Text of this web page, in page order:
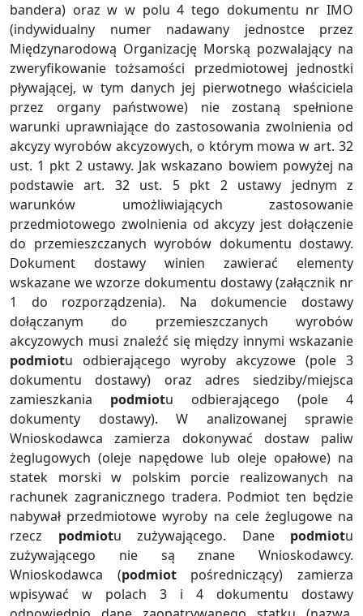
bandera) oraz w w polu 4 tego dokumentu nr IMO
(indywidualny numer nadawany jednostce przez
Międzynarodową Organizację Morską pozwalający na
zweryfikowanie tożsamości przedmiotowej jednostki
pływającej, w tym danych jej pierwotnego właściciela
przez organy państwowe) nie zostaną spełnione
warunki uprawniające do zastosowania zwolnienia od
akcyzy wyrobów akcyzowych, o którym mowa w art. 32
ust. 1 pkt 2 ustawy. Jak wskazano bowiem powyżej na
podstawie art. 32 ust. 5 pkt 2 ustawy jednym z
warunków umożliwiających zastosowanie
przedmiotowego zwolnienia od akcyzy jest dołączenie
do przemieszczanych wyrobów dokumentu dostawy.
Dokument dostawy winien zawierać elementy
wskazane we wzorze dokumentu dostawy (załącznik nr
1 do rozporządzenia). Na dokumencie dostawy
dołączanym do przemieszczanych wyrobów
akcyzowych musi znaleźć się między innymi wskazanie
podmiotu odbierającego wyroby akcyzowe (pole 3
dokumentu dostawy) oraz adres siedziby/miejsca
zamieszkania podmiotu odbierającego (pole 4
dokumenty dostawy). W analizowanej sprawie
Wnioskodawca zamierza dokonywać dostaw paliw
żeglugowych (oleje napędowe lub oleje opałowe) na
statek morski w polskim porcie realizowanych na
rachunek zagranicznego tradera. Podmiot ten będzie
nabywał przedmiotowe wyroby na cele żeglugowe na
rzecz podmiotu zużywającego. Dane podmiotu
zużywającego nie są znane Wnioskodawcy.
Wnioskodawca (podmiotpośredniczący) zamierza
wpisywać w polach 3 i 4 dokumentu dostawy